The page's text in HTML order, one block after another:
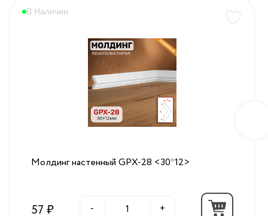
Молдинг настенный GPX-28 <30*12>
В Наличии
57 ₽ - +